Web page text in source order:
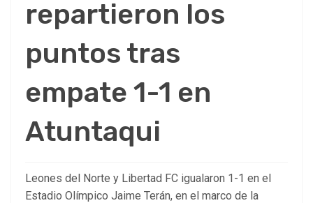
repartieron los
puntos tras
empate 1-1 en
Atuntaqui
Leones del Norte y Libertad FC igualaron 1-1 en el
Estadio Olímpico Jaime Terán, en el marco de la